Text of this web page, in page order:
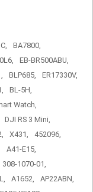
BA7800,
EB-BR500ABU,
BLP685,
ER17330V,
BL-5H,
Watch,
DJI RS 3 Mini,
X431,
452096,
A41-E15,
308-1070-01,
A1652,
AP22ABN,